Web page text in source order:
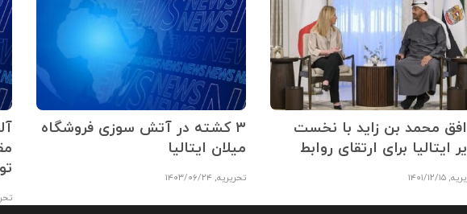
۳ کشته در آتش سوزی فروشگاه
میلان ایتالیا
تحریریه,۱۴۰۳/۰۶/۲۴
محمد بن زاید با نخست
ایتالیا برای ارتقای روابط
,۱۴۰۱/۱۲/۱۵